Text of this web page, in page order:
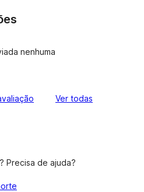
nenhuma
Ver todas
Precisa de ajuda?